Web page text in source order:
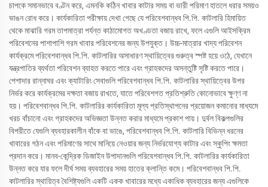
চাপকে সমানভাবে বণ্টন করে, এমনকি কঠিন খাবার কাটার সময় বা ভারী পরিমাণ হাতলে ধরার সময়ও
ভাঙন রোধ করে। কার্যকারিতা পরীক্ষায় দেখা গেছে যে পরিবেশবান্ধব পি.পি. কাটলারি হিমায়িত
থেকে মাঝারি গরম তাপমাত্রা পর্যন্ত কাঠামোগত অখণ্ডতা বজায় রাখে, ফলে এগুলি আইসক্রিম
পরিবেশনের পাশাপাশি গরম খাবার পরিবেশনের জন্য উপযুক্ত। উচ্চ-মাত্রার খাদ্য পরিবেশন
কার্যক্রমে পরিবেশবান্ধব পি.পি. কাটলারির অসাধারণ স্থায়িত্বের গুরুত্ব স্পষ্ট হয়ে ওঠে, যেখানে
যন্ত্রপাতির ব্যর্থতা পরিবেশন ব্যাহত করতে পারে এবং গ্রাহকদের অসন্তুষ্টি সৃষ্টি করতে পারে।
পেশাদার রান্নাঘর এবং ক্যাটারিং সেবাগুলি পরিবেশবান্ধব পি.পি. কাটলারির স্থায়িত্বের উপর
নির্ভর করে কার্যক্রমের দক্ষতা বজায় রাখতে, যাতে পরিবেশগত প্রতিশ্রুতি কোনোভাবে ক্ষুণ্ণ না
হয়। পরিবেশবান্ধব পি.পি. কাটলারির কার্যকারিতা মূল্য প্রতিস্থাপনের প্রয়োজন কমানোর মাধ্যমে
খরচ বাঁচানো এবং গ্রাহকদের অভিজ্ঞতা উন্নত করার মাধ্যমে প্রকাশ পায়। দুর্বল বিকল্পগুলির
বিপরীতে যেগুলি ব্যবহারকালীন বাঁকে বা ভাঙে, পরিবেশবান্ধব পি.পি. কাটলারি বিভিন্ন ধরনের
খাবারের গঠন এবং পরিমাণের সাথে মানিয়ে নেওয়ার জন্য নির্ভরযোগ্য কাটার এবং স্কুপিং ক্ষমতা
প্রদান করে। মানব-কেন্দ্রিক ডিজাইন উপাদানগুলি পরিবেশবান্ধব পি.পি. কাটলারির কার্যকারিতা
উন্নত করে যার ফলে দীর্ঘ সময় ব্যবহারের সময় হাতের ক্লান্তি কমে। পরিবেশবান্ধব পি.পি.
কাটলারির স্থায়িত্ব বৈশিষ্ট্যগুলি একটি একক খাবারের মধ্যে একাধিক ব্যবহারের জন্য এগুলিকে